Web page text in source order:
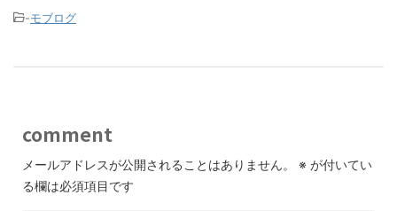
-モブログ
comment
メールアドレスが公開されることはありません。 ※ が付いてい
る欄は必須項目です